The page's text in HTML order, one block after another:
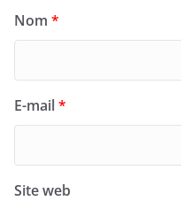
Nom *
E-mail*
Site web